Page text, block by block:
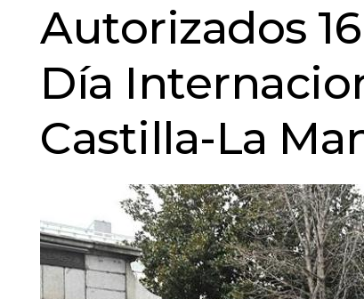
Autorizados
Día
Castilla-La